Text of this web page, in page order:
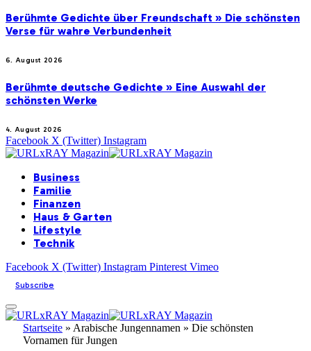
Berühmte Gedichte über Freundschaft » Die schönsten
Verse für wahre Verbundenheit
6. August 2026
Berühmte deutsche Gedichte » Eine Auswahl der
schönsten Werke
4. August 2026
Facebook X (Twitter) Instagram
Business
Familie
Finanzen
Haus & Garten
Lifestyle
Technik
Facebook X (Twitter) Instagram Pinterest Vimeo
Subscribe
Startseite » Arabische Jungennamen » Die schönsten
Vornamen für Jungen